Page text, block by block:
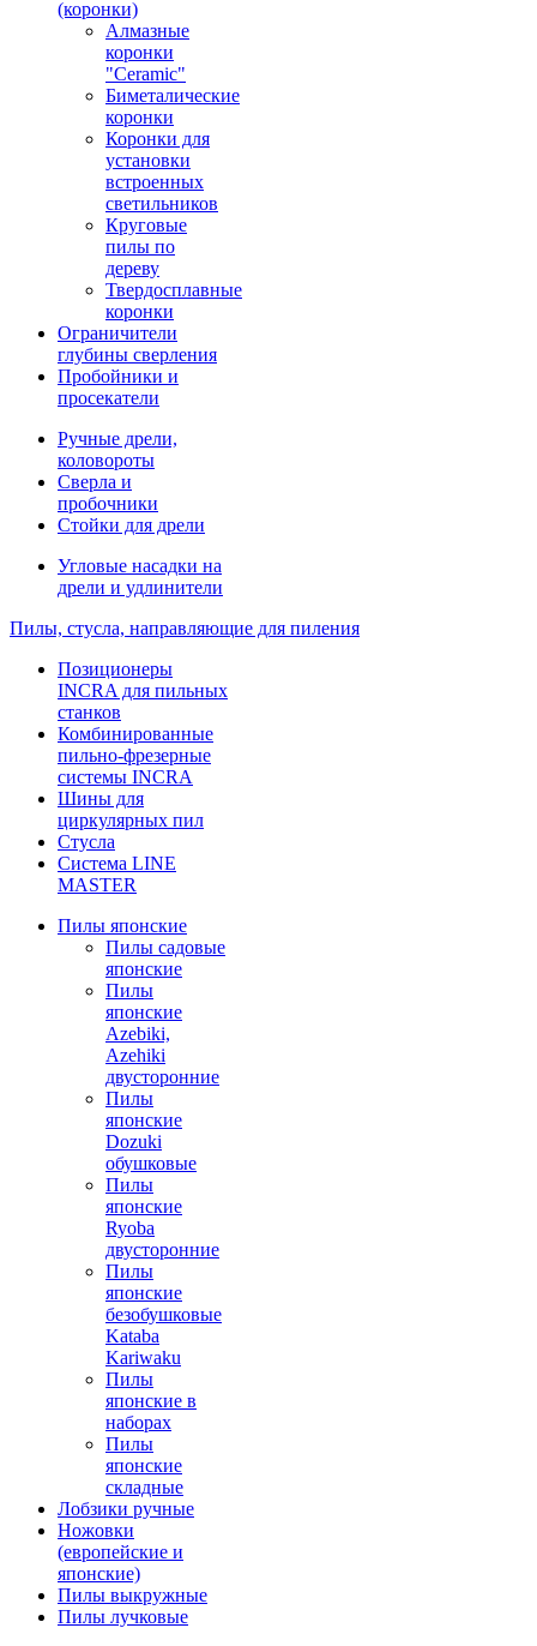
(коронки)
Алмазные
коронки
"Ceramic"
Биметалические
коронки
Коронки для
установки
встроенных
светильников
Круговые
пилы по
дереву
Твердосплавные
коронки
Ограничители
глубины сверления
Пробойники и
просекатели
Ручные дрели,
коловороты
Сверла и
пробочники
Стойки для дрели
Угловые насадки на
дрели и удлинители
Пилы, стусла, направляющие для пиления
Позиционеры
INCRA для пильных
станков
Комбинированные
пильно-фрезерные
системы INCRA
Шины для
циркулярных пил
Стусла
Система LINE
MASTER
Пилы японские
Пилы садовые
японские
Пилы
японские
Azebiki,
Azehiki
двусторонние
Пилы
японские
Dozuki
обушковые
Пилы
японские
Ryoba
двусторонние
Пилы
японские
безобушковые
Kataba
Kariwaku
Пилы
японские в
наборах
Пилы
японские
складные
Лобзики ручные
Ножовки
(европейские и
японские)
Пилы выкружные
Пилы лучковые